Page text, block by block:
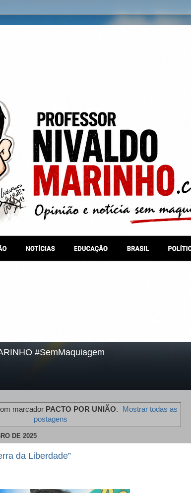
#SemMaquiagem
marcador PACTO POR UNIÃO.
Mostrar todas as
postagens
DE 2025
da Liberdade”